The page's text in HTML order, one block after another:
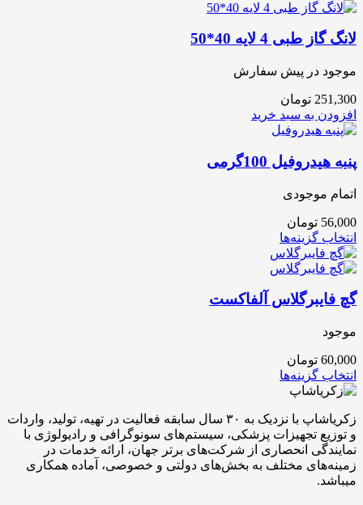
لانگ گاز طبی 4 لایه 40*50
موجود در پیش سفارش
251,300 تومان
افزودن به سبد خرید
پنبه هیدروفیل 100گرمی
اتمام موجودی
56,000 تومان
انتخاب گزینه‌ها
گچ فایبرگلاس آلفاکست
موجود
60,000 تومان
انتخاب گزینه‌ها
زکریاشاپ با نزدیک به ۳۰ سال سابقه فعالیت در تهیه، تولید، واردات
و توزیع تجهیزات پزشکی، سیستم‌های سونوگرافی و رادیولوژی با
نمایندگی انحصاری از شرکت‌های برتر جهان، ارائه خدمات در
زمینه‌های مختلف به بخش‌های دولتی و خصوصی، آماده همکاری
میباشد.